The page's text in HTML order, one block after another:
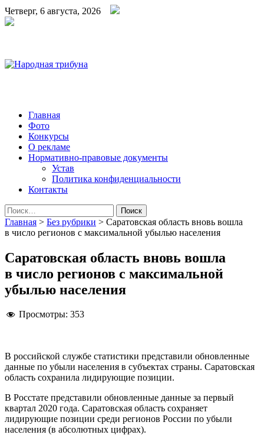
Четверг, 6 августа, 2026
Народная трибуна
Калининская районная газета
Главная
Фото
Конкурсы
О рекламе
Нормативно-правовые документы
Устав
Политика конфиденциальности
Контакты
Найти:
Главная > Без рубрики > Саратовская область вновь вошла
в число регионов с максимальной убылью населения
Саратовская область вновь вошла
в число регионов с максимальной
убылью населения
Просмотры: 353
В российской службе статистики представили обновленные
данные по убыли населения в субъектах страны. Саратовская
область сохранила лидирующие позиции.
В Росстате представили обновленные данные за первый
квартал 2020 года. Саратовская область сохраняет
лидирующие позиции среди регионов России по убыли
населения (в абсолютных цифрах).